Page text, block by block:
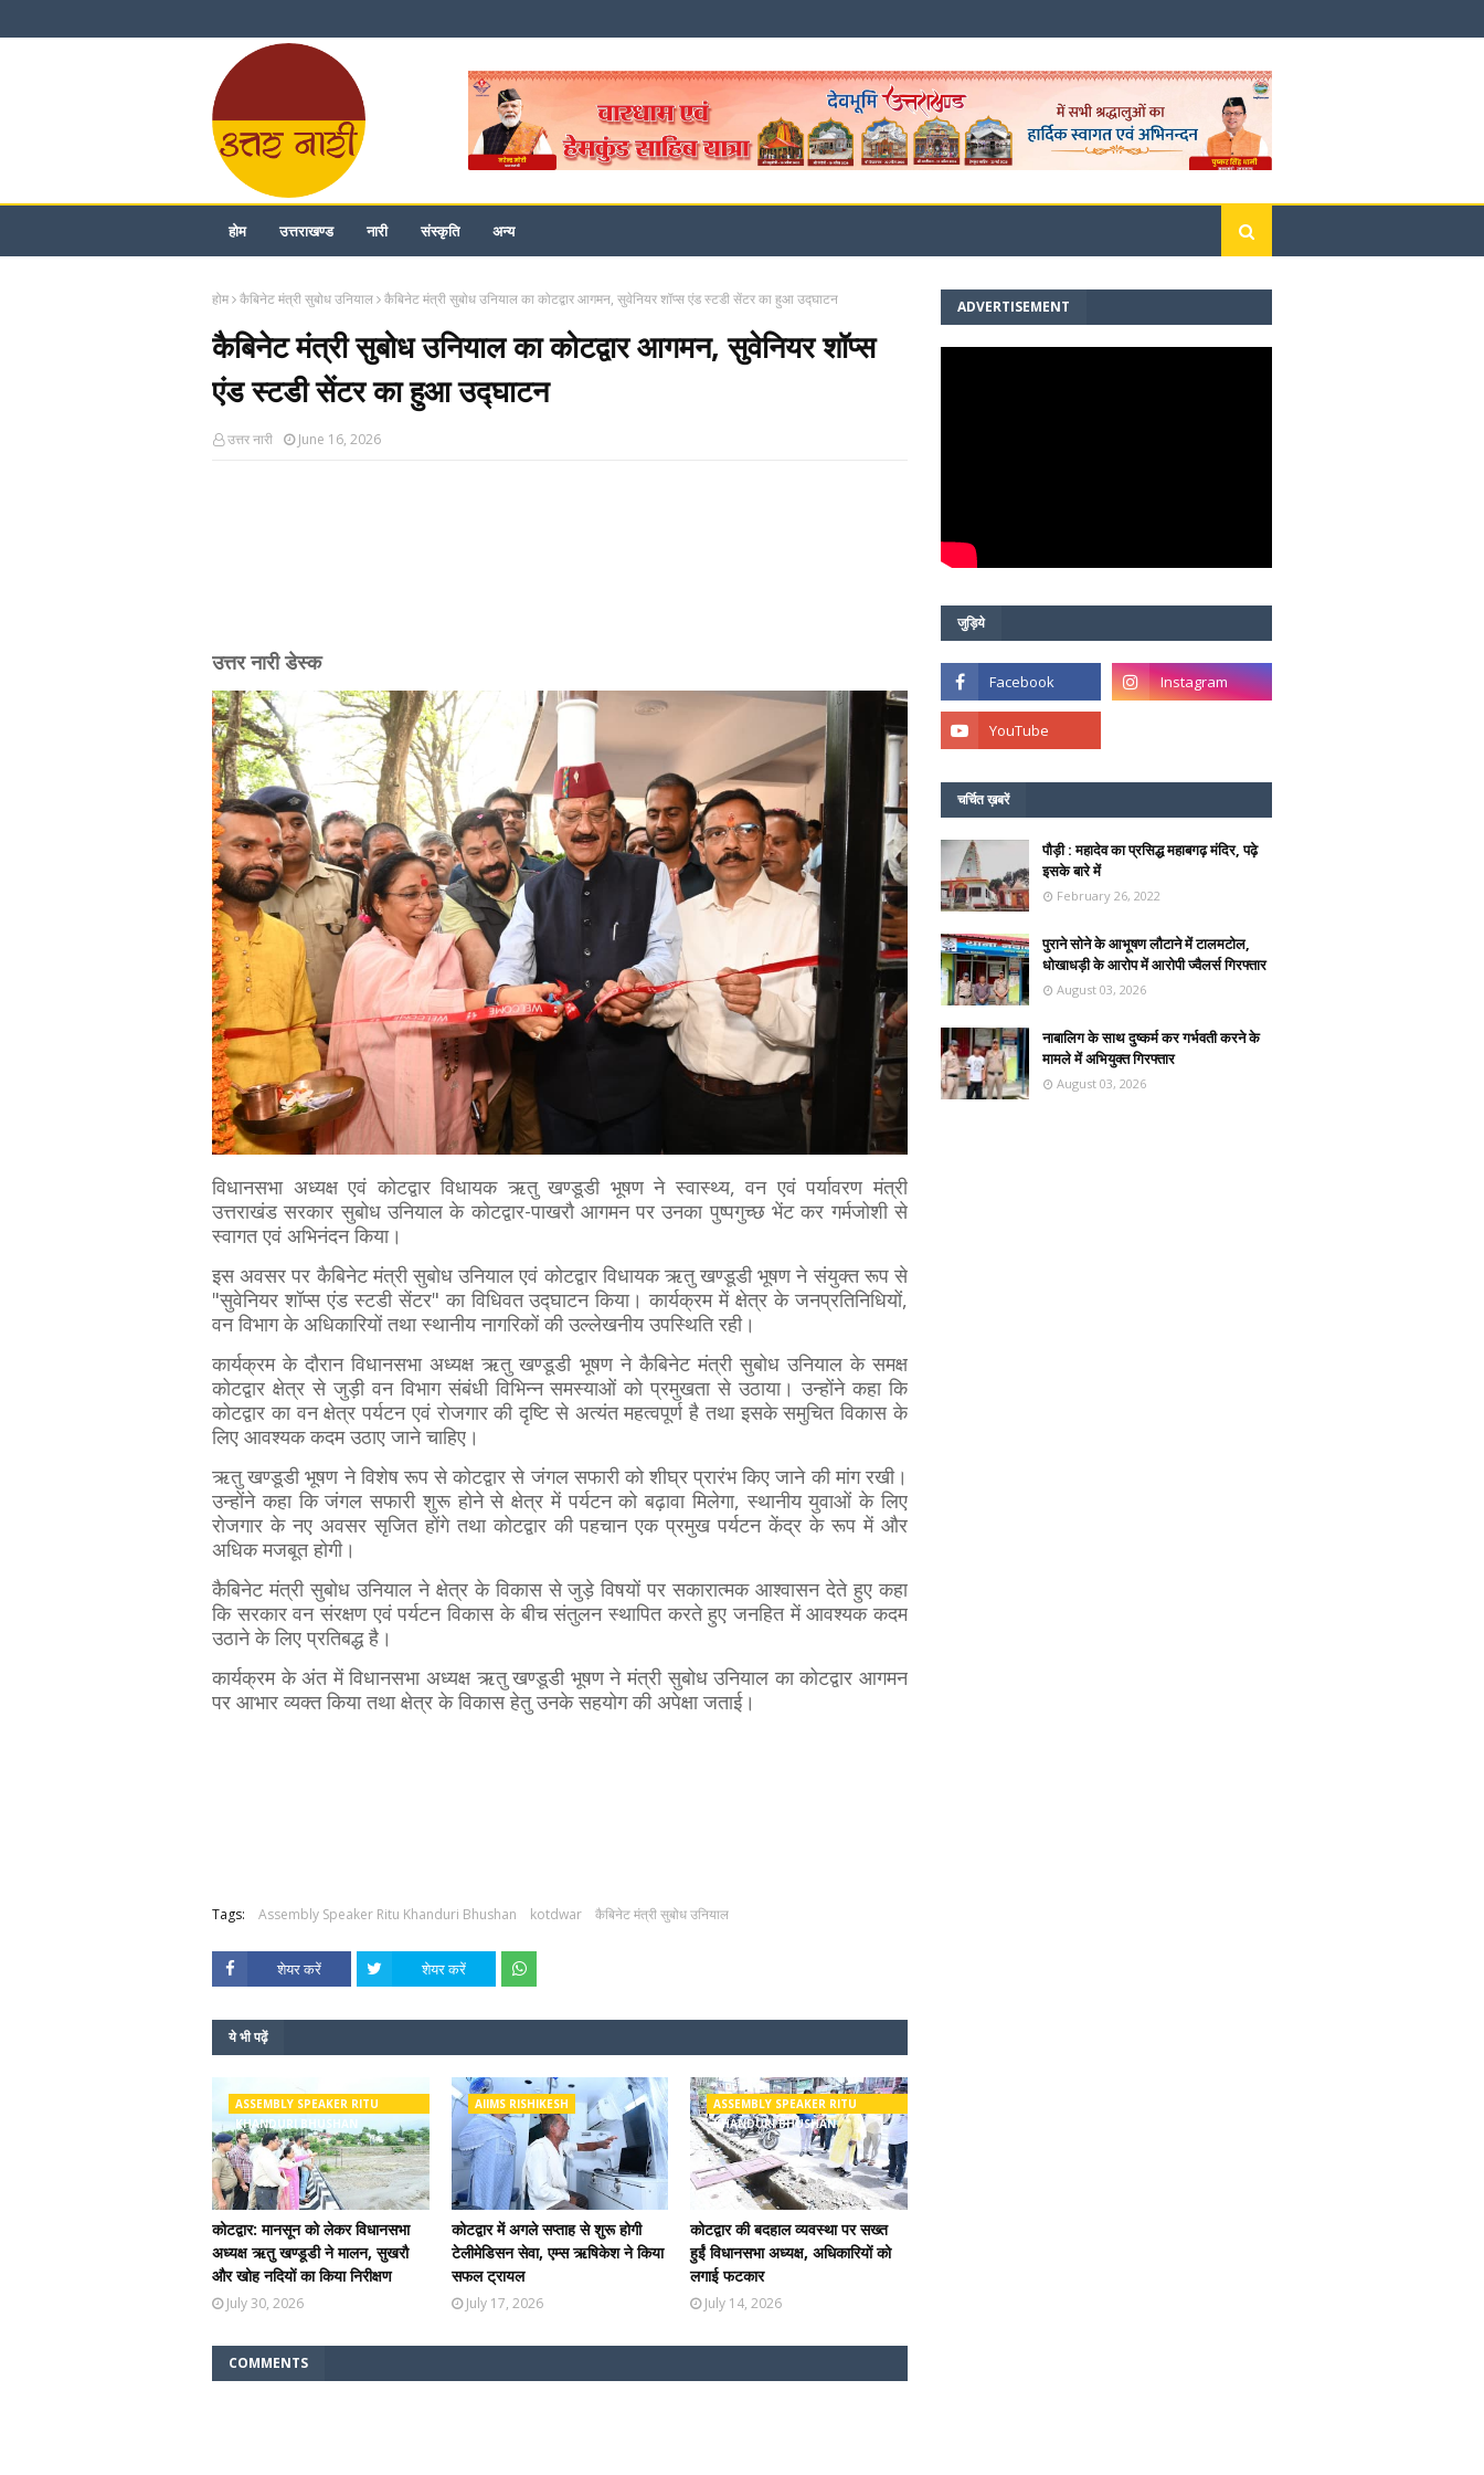
होम उत्तराखण्ड नारी संस्कृति अन्य
होम कैबिनेट मंत्री सुबोध उनियाल कैबिनेट मंत्री सुबोध उनियाल का कोटद्वार आगमन, सुवेनियर शॉप्स एंड स्टडी सेंटर का हुआ उद्घाटन
कैबिनेट मंत्री सुबोध उनियाल का कोटद्वार आगमन, सुवेनियर शॉप्स
एंड स्टडी सेंटर का हुआ उद्घाटन
उत्तर नारी June 16, 2026
उत्तर नारी डेस्क
विधानसभा अध्यक्ष एवं कोटद्वार विधायक ऋतु खण्डूडी भूषण ने स्वास्थ्य, वन एवं पर्यावरण मंत्री
उत्तराखंड सरकार सुबोध उनियाल के कोटद्वार-पाखरौ आगमन पर उनका पुष्पगुच्छ भेंट कर गर्मजोशी से
स्वागत एवं अभिनंदन किया।
इस अवसर पर कैबिनेट मंत्री सुबोध उनियाल एवं कोटद्वार विधायक ऋतु खण्डूडी भूषण ने संयुक्त रूप से
"सुवेनियर शॉप्स एंड स्टडी सेंटर" का विधिवत उद्घाटन किया। कार्यक्रम में क्षेत्र के जनप्रतिनिधियों,
वन विभाग के अधिकारियों तथा स्थानीय नागरिकों की उल्लेखनीय उपस्थिति रही।
कार्यक्रम के दौरान विधानसभा अध्यक्ष ऋतु खण्डूडी भूषण ने कैबिनेट मंत्री सुबोध उनियाल के समक्ष
कोटद्वार क्षेत्र से जुड़ी वन विभाग संबंधी विभिन्न समस्याओं को प्रमुखता से उठाया। उन्होंने कहा कि
कोटद्वार का वन क्षेत्र पर्यटन एवं रोजगार की दृष्टि से अत्यंत महत्वपूर्ण है तथा इसके समुचित विकास के
लिए आवश्यक कदम उठाए जाने चाहिए।
ऋतु खण्डूडी भूषण ने विशेष रूप से कोटद्वार से जंगल सफारी को शीघ्र प्रारंभ किए जाने की मांग रखी।
उन्होंने कहा कि जंगल सफारी शुरू होने से क्षेत्र में पर्यटन को बढ़ावा मिलेगा, स्थानीय युवाओं के लिए
रोजगार के नए अवसर सृजित होंगे तथा कोटद्वार की पहचान एक प्रमुख पर्यटन केंद्र के रूप में और
अधिक मजबूत होगी।
कैबिनेट मंत्री सुबोध उनियाल ने क्षेत्र के विकास से जुड़े विषयों पर सकारात्मक आश्वासन देते हुए कहा
कि सरकार वन संरक्षण एवं पर्यटन विकास के बीच संतुलन स्थापित करते हुए जनहित में आवश्यक कदम
उठाने के लिए प्रतिबद्ध है।
कार्यक्रम के अंत में विधानसभा अध्यक्ष ऋतु खण्डूडी भूषण ने मंत्री सुबोध उनियाल का कोटद्वार आगमन
पर आभार व्यक्त किया तथा क्षेत्र के विकास हेतु उनके सहयोग की अपेक्षा जताई।
Tags: Assembly Speaker Ritu Khanduri Bhushan kotdwar कैबिनेट मंत्री सुबोध उनियाल
शेयर करें शेयर करें
ये भी पढ़ें
ASSEMBLY SPEAKER RITU
KHANDURI BHUSHAN
कोटद्वार: मानसून को लेकर विधानसभा
अध्यक्ष ऋतु खण्डूडी ने मालन, सुखरौ
और खोह नदियों का किया निरीक्षण
July 30, 2026
AIIMS RISHIKESH
कोटद्वार में अगले सप्ताह से शुरू होगी
टेलीमेडिसन सेवा, एम्स ऋषिकेश ने किया
सफल ट्रायल
July 17, 2026
ASSEMBLY SPEAKER RITU
KHANDURI BHUSHAN
कोटद्वार की बदहाल व्यवस्था पर सख्त
हुईं विधानसभा अध्यक्ष, अधिकारियों को
लगाई फटकार
July 14, 2026
COMMENTS
ADVERTISEMENT
जुड़िये
चर्चित ख़बरें
पौड़ी : महादेव का प्रसिद्ध महाबगढ़ मंदिर, पढ़े
इसके बारे में
February 26, 2022
पुराने सोने के आभूषण लौटाने में टालमटोल,
धोखाधड़ी के आरोप में आरोपी ज्वैलर्स गिरफ्तार
August 03, 2026
नाबालिग के साथ दुष्कर्म कर गर्भवती करने के
मामले में अभियुक्त गिरफ्तार
August 03, 2026